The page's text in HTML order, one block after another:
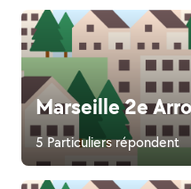
Marseille 2e
5 Particuliers répondent